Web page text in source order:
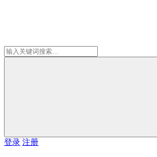
登录 注册